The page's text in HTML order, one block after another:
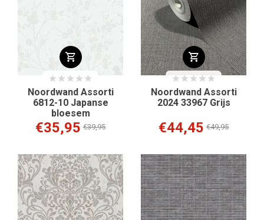
Noordwand Assorti
6812-10 Japanse
bloesem
€35,95 €39,95
Noordwand Assorti
2024 33967 Grijs
€44,45 €49,95